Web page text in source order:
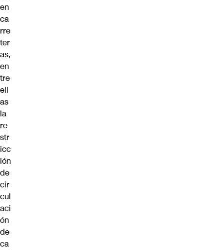
en
ca
rre
ter
as,
en
tre
ell
as
la
re
str
icc
ión
de
cir
cul
aci
ón
de
ca